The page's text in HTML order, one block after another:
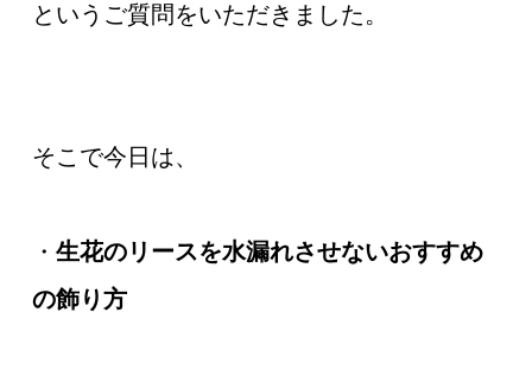
というご質問をいただきました。
そこで今日は、
・生花のリースを水漏れさせないおすすめ
の飾り方